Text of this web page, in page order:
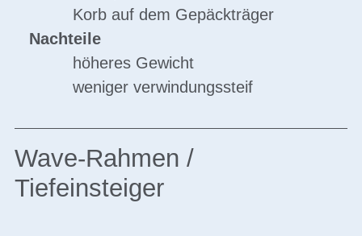
Korb auf dem Gepäckträger
Nachteile
höheres Gewicht
weniger verwindungssteif
Wave-Rahmen /
Tiefeinsteiger